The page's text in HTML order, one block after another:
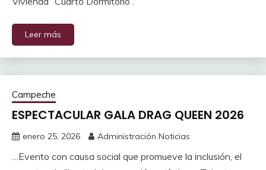
Leer más
Campeche
ESPECTACULAR GALA DRAG QUEEN 2026
enero 25, 2026 Administración Noticias
…Evento con causa social que promueve la inclusión, el